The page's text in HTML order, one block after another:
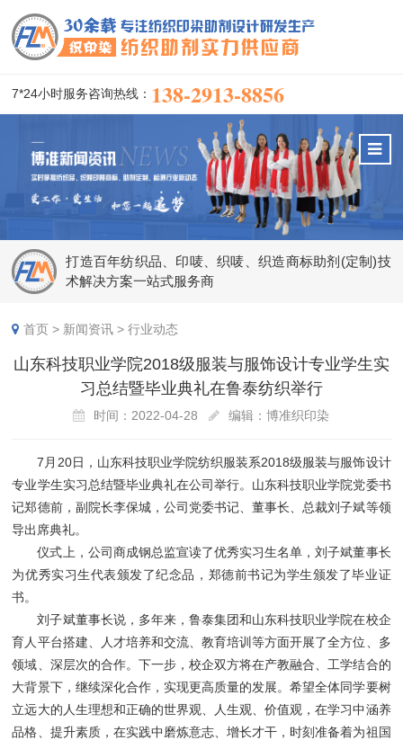
7*24小时服务咨询热线： 138-2913-8856
打造百年纺织品、印唛、织唛、织造商标助剂(定制)技
术解决方案一站式服务商
首页 > 新闻资讯 >行业动态
山东科技职业学院2018级服装与服饰设计专业学生实
习总结暨毕业典礼在鲁泰纺织举行
时间：2022-04-28 编辑：博准织印染
7月20日，山东科技职业学院纺织服装系2018级服装与服饰设计
专业学生实习总结暨毕业典礼在公司举行。山东科技职业学院党委书
记郑德前，副院长李保城，公司党委书记、董事长、总裁刘子斌等领
导出席典礼。
仪式上，公司商成钢总监宣读了优秀实习生名单，刘子斌董事长
为优秀实习生代表颁发了纪念品，郑德前书记为学生颁发了毕业证
书。
刘子斌董事长说，多年来，鲁泰集团和山东科技职业学院在校企
育人平台搭建、人才培养和交流、教育培训等方面开展了全方位、多
领域、深层次的合作。下一步，校企双方将在产教融合、工学结合的
大背景下，继续深化合作，实现更高质量的发展。希望全体同学要树
立远大的人生理想和正确的世界观、人生观、价值观，在学习中涵养
品格、提升素质，在实践中磨炼意志、增长才干，时刻准备着为祖国